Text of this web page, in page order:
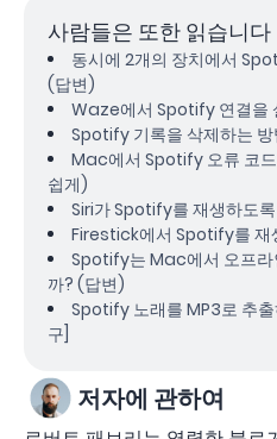
사람들은 또한 읽습니다
동시에 2개의 장치에서
(답변)
Waze에서 Spotify 연결을
Spotify 기록을 삭제하는
Mac에서 Spotify 오류 코
쉽게)
Siri가 Spotify를 재생하도
Firestick에서 Spotify를 재
Spotify는 Mac에서 오프라
까? (답변)
Spotify 노래를 MP3로 추
구]
저자에 관하여